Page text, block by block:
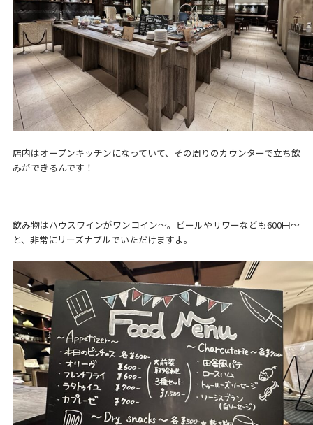
店内はオープンキッチンになっていて、その周りのカウンターで立ち飲
みができるんです！
飲み物はハウスワインがワンコイン～。ビールやサワーなども600円～
と、非常にリーズナブルでいただけますよ。